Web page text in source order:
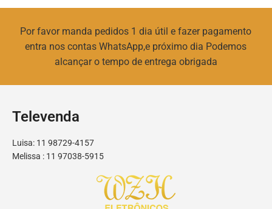
Por favor manda pedidos 1 dia útil e fazer pagamento
entra nos contas WhatsApp,e próximo dia Podemos
alcançar o tempo de entrega obrigada
Televenda
Luisa: 11 98729-4157
Melissa : 11 97038-5915